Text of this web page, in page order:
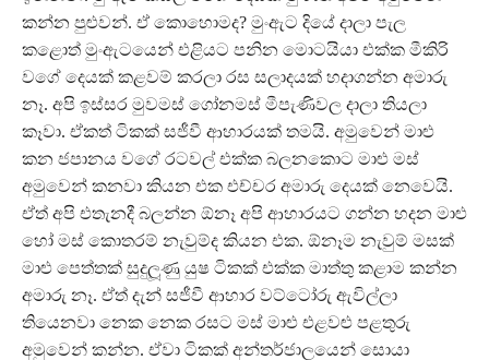
කන්න පුළුවන්. ඒ කොහොමද? මුංඇට දියේ දාලා පැල
කළොත් මුංඇටයෙන් එළියට පනින මොටයියා එක්ක මීකිරි
වගේ දෙයක් කළවම් කරලා රස සලාදයක් හදාගන්න අමාරු
නෑ. අපි ඉස්සර මුවමස් ගෝනමස් මීපැණිවල දාලා තියලා
කෑවා. ඒකත් ටිකක් සජීවී ආහාරයක් තමයි. අමුවෙන් මාළු
කන ජපානය වගේ රටවල් එක්ක බලනකොට මාළු මස්
අමුවෙන් කනවා කියන එක එච්චර අමාරු දෙයක් නෙවෙයි.
ඒත් අපි එතැනදී බලන්න ඕනෑ අපි ආහාරයට ගන්න හදන මාළු
හෝ මස් කොතරම් නැවුම්ද කියන එක. ඕනෑම නැවුම් මසක්
මාළු පෙත්තක් සුදුලූණු යුෂ ටිකක් එක්ක මාත්තු කළාම කන්න
අමාරු නෑ. ඒත් දැන් සජීවී ආහාර වට්ටෝරු ඇවිල්ලා
තියෙනවා නෙක නෙක රසට මස් මාළු එළවළු පළතුරු
අමුවෙන් කන්න. ඒවා ටිකක් අන්තර්ජාලයෙන් සොයා